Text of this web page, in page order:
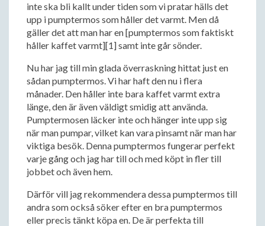
inte ska bli kallt under tiden som vi pratar hälls det
upp i pumptermos som håller det varmt. Men då
gäller det att man har en [pumptermos som faktiskt
håller kaffet varmt][1] samt inte går sönder.
Nu har jag till min glada överraskning hittat just en
sådan pumptermos. Vi har haft den nu i flera
månader. Den håller inte bara kaffet varmt extra
länge, den är även väldigt smidig att använda.
Pumptermosen läcker inte och hänger inte upp sig
när man pumpar, vilket kan vara pinsamt när man har
viktiga besök. Denna pumptermos fungerar perfekt
varje gång och jag har till och med köpt in fler till
jobbet och även hem.
Därför vill jag rekommendera dessa pumptermos till
andra som också söker efter en bra pumptermos
eller precis tänkt köpa en. De är perfekta till